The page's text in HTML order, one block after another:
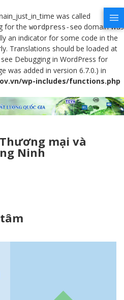
was called
for the wordpress-seo domain was
an indicator for some code in the
Translations should be loaded at
Debugging in WordPress for
was added in version 6.7.0.) in
wp-includes/functions.php
mại và
Ninh